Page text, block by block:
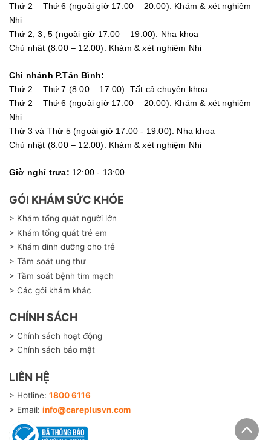
Thứ 2 – Thứ 6 (ngoài giờ 17:00 – 20:00): Khám & xét nghiệm
Nhi
Thứ 2, 3, 5 (ngoài giờ 17:00 – 19:00): Nha khoa
Chủ nhật (8:00 – 12:00): Khám & xét nghiệm Nhi
Chi nhánh P.Tân Bình:
Thứ 2 – Thứ 7 (8:00 – 17:00): Tất cả chuyên khoa
Thứ 2 – Thứ 6 (ngoài giờ 17:00 – 20:00): Khám & xét nghiệm
Nhi
Thứ 3 và Thứ 5 (ngoài giờ 17:00 - 19:00): Nha khoa
Chủ nhật (8:00 – 12:00): Khám & xét nghiệm Nhi
Giờ nghỉ trưa: 12:00 - 13:00
GÓI KHÁM SỨC KHỎE
> Khám tổng quát người lớn
> Khám tổng quát trẻ em
> Khám dinh dưỡng cho trẻ
> Tầm soát ung thư
> Tầm soát bệnh tim mạch
> Các gói khám khác
CHÍNH SÁCH
> Chính sách hoạt động
> Chính sách bảo mật
LIÊN HỆ
> Hotline: 1800 6116
> Email: info@careplusvn.com